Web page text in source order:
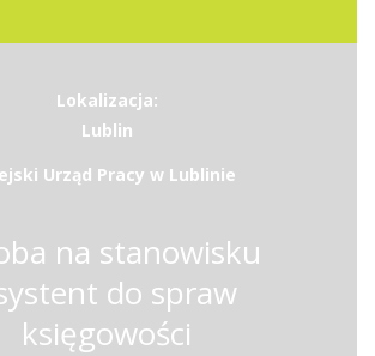
Lokalizacja:
Lublin
Urząd Pracy w Lublinie
na stanowisku
do spraw
księgowości